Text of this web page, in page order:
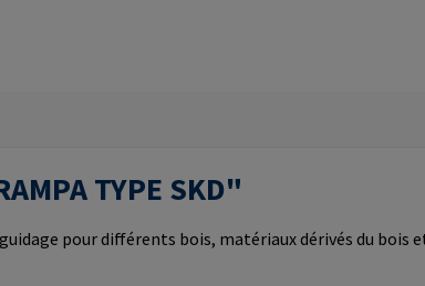
TYPE SKD"
pour différents bois, matériaux dérivés du bois